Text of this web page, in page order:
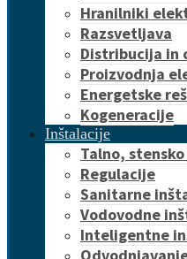
Hranilniki
Razsvetljava
Distribucija in
Proizvodnja
Energetske
Kogeneracije
Inštalacije
Talno,
Regulacije
Sanitarne
Vodovodne
Inteligentne